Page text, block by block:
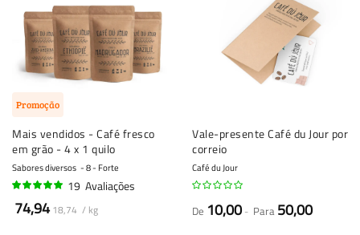
Promoção
Mais vendidos - Café fresco
em grão - 4 x 1 quilo
Sabores diversos 8 - Forte
19 Avaliações
74,94 18,74 / kg
Vale-presente Café du Jour por
correio
Café du Jour
De 10,00 Para 50,00